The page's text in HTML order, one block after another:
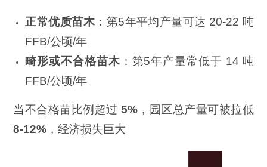
正常优质苗木：第5年平均产量可达 20-22 吨
FFB/公顷/年
畸形或不合格苗木：第5年产量常低于 14 吨
FFB/公顷/年
当不合格苗比例超过 5% ，园区总产量可被拉低
8-12% ，经济损失巨大